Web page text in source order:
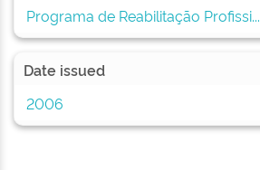
Programa de Reabilitação Profissi...
Date issued
2006